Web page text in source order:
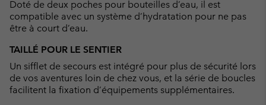
Doté de deux poches pour bouteilles d’eau, il est
compatible avec un système d’hydratation pour ne pas
être à court d’eau.
TAILLÉ POUR LE SENTIER
Un sifflet de secours est intégré pour plus de sécurité lors
de vos aventures loin de chez vous, et la série de boucles
facilitent la fixation d’équipements supplémentaires.